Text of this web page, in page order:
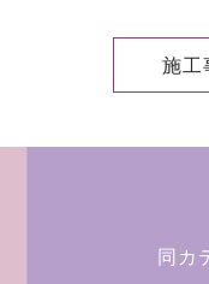
施工
同カ